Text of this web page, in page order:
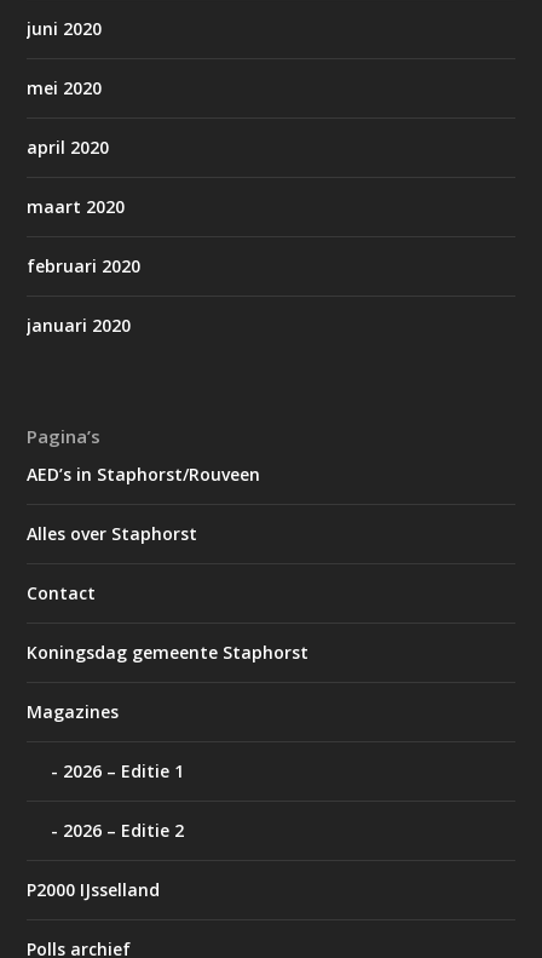
juni 2020
mei 2020
april 2020
maart 2020
februari 2020
januari 2020
Pagina’s
AED’s in Staphorst/Rouveen
Alles over Staphorst
Contact
Koningsdag gemeente Staphorst
Magazines
2026 – Editie 1
2026 – Editie 2
P2000 IJsselland
Polls archief